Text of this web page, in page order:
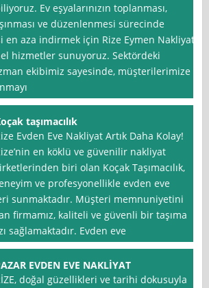
Ev eşyalarınızın toplanması,
ve düzenlenmesi sürecinde
en aza indirmek için Rize Eymen Nakliyat
hizmetler sunuyoruz. Sektördeki
ekibimiz sayesinde, müşterilerimize
taşımacılık
Evden Eve Nakliyat Artık Daha Kolay!
en köklü ve güvenilir nakliyat
biri olan Koçak Taşımacılık,
ve profesyonellikle evden eve
sunmaktadır. Müşteri memnuniyetini
firmamız, kaliteli ve güvenli bir taşıma
sağlamaktadır. Evden eve
EVDEN EVE NAKLİYAT
doğal güzellikleri ve tarihi dokusuyla